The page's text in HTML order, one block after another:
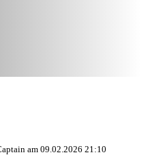
am 09.02.2026 21:10